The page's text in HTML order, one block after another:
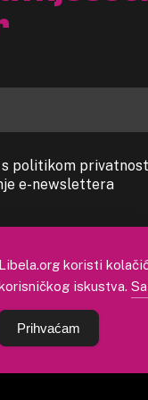
politikom
e-newslettera
Libela.org koristi
iskustva.
Prihvaćam